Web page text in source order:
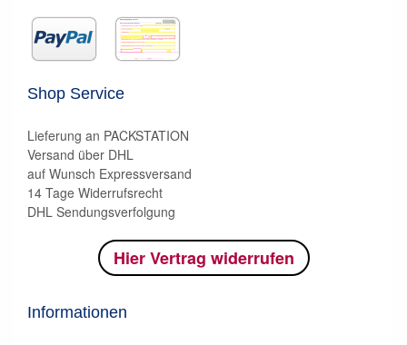
Shop Service
Lieferung an PACKSTATION
Versand über DHL
auf Wunsch Expressversand
14 Tage Widerrufsrecht
DHL Sendungsverfolgung
Hier Vertrag widerrufen
Informationen